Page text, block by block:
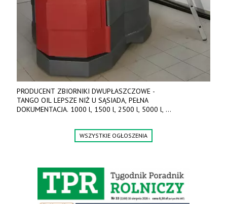
PRODUCENT ZBIORNIKI DWUPŁASZCZOWE -
TANGO OIL LEPSZE NIŻ U SĄSIADA, PEŁNA
DOKUMENTACJA. 1000 l, 1500 l, 2500 l, 5000 l,
842 737, www.tango-oil.pl
WSZYSTKIE OGŁOSZENIA